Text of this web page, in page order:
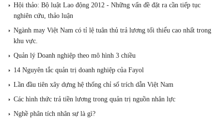
Hội thảo: Bộ luật Lao động 2012 - Những vấn đề đặt ra cần tiếp tục
nghiên cứu, thảo luận
Ngành may Việt Nam có tỉ lệ tuân thủ trả lương tối thiểu cao nhất trong
khu vực.
Quản lý Doanh nghiệp theo mô hình 3 chiều
14 Nguyên tắc quản trị doanh nghiệp của Fayol
Lần đầu tiên xây dựng hệ thống chỉ số trích dẫn Việt Nam
Các hình thức trả tiền lương trong quản trị nguồn nhân lực
Nghề phân tích nhân sự là gì?